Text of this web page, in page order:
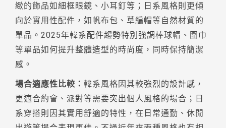
緻的飾品如細框眼鏡、小耳釘等；日系風格則更傾
向於實用性配件，如帆布包、草編帽等自然材質的
單品。2025年韓系配件趨勢特別強調棒球帽、圍巾
等單品如何提升整體造型的時尚度，同時保持簡潔
感。
場合適應性比較： 韓系風格因其較強烈的設計感，
更適合約會、派對等需要突出個人風格的場合；日
系穿搭則因其實用舒適的特性，在日常通勤、休閒